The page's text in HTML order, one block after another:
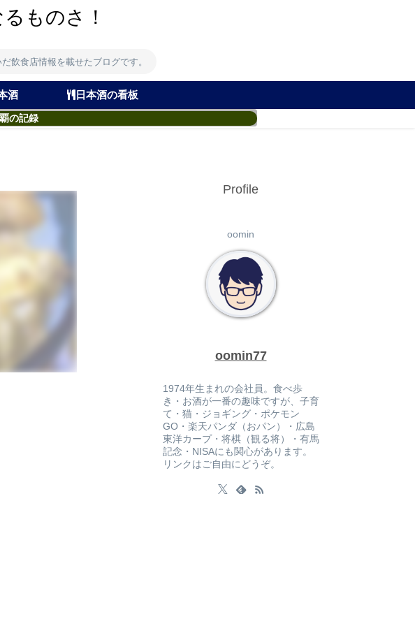
ものさ！
飲食店情報を載せたブログです。
酒 日本酒の看板
の記録
Profile
oomin
oomin77
1974年生まれの会社員。食べ歩
き・お酒が一番の趣味ですが、子育
て・猫・ジョギング・ポケモン
GO・楽天パンダ（おパン）・広島
東洋カープ・将棋（観る将）・有馬
記念・NISAにも関心があります。
リンクはご自由にどうぞ。